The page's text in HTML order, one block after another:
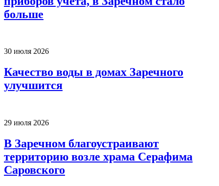
больше
30 июля 2026
Качество воды в домах Заречного
улучшится
29 июля 2026
В Заречном благоустраивают
территорию возле храма Серафима
Саровского